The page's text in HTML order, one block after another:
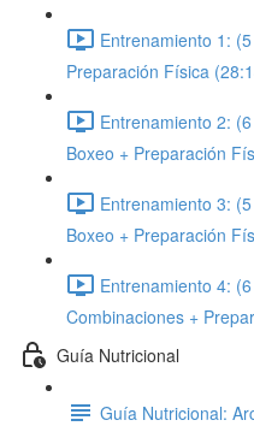
Entrenamiento 1:
Preparación Física
Entrenamiento 2:
Boxeo + Preparación
Entrenamiento 3:
Boxeo + Preparación
Entrenamiento 4:
Combinaciones +
Guía Nutricional
Guía Nutricional: